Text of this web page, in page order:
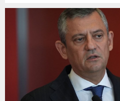
politikaya kadar birçok konuda
partisinin siyasi çizgisini ve
İttifakı’na yeniden...